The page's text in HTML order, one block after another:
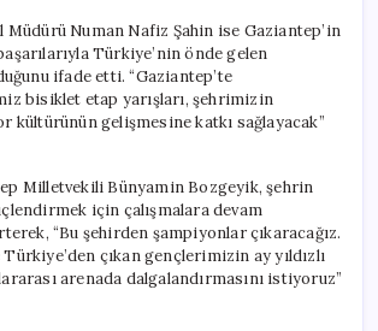
Müdürü Numan Nafiz Şahin ise Gaziantep’in
Türkiye’nin önde gelen
ifade etti. “Gaziantep’te
bisiklet etap yarışları, şehrimizin
kültürünün gelişmesine katkı sağlayacak”
Milletvekili Bünyamin Bozgeyik, şehrin
için çalışmalara devam
“Bu şehirden şampiyonlar çıkaracağız.
çıkan gençlerimizin ay yıldızlı
arenada dalgalandırmasını istiyoruz”